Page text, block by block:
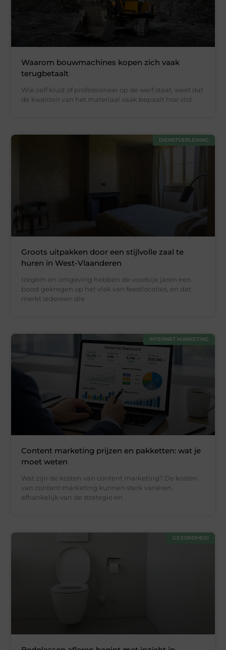
Waarom bouwmachines kopen zich vaak
terugbetaalt
Wie zelf klust of professioneel op de werf staat, weet dat
de kwaliteit van het materiaal vaak bepaalt hoe vlot
DIENSTVERLENING
Groots uitpakken door een stijlvolle zaal te
huren in West-Vlaanderen
Izegem en omgeving hebben de voorbije jaren een
boost gekregen op het vlak van feestlocaties, en dat
merkt iedereen die
INTERNET MARKETING
Content marketing prijzen en pakketten: wat je
moet weten
Wat zijn de kosten van content marketing? De kosten
van content marketing kunnen sterk variëren,
afhankelijk van de strategie en
GEZONDHEID